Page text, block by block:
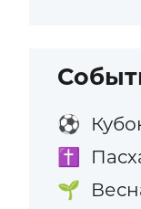
⚽
✝️
🌱